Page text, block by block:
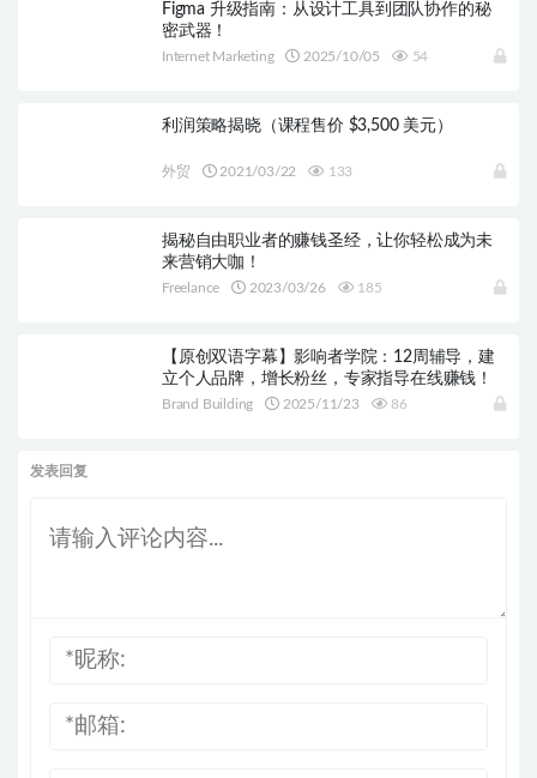
Figma 升级指南：从设计工具到团队协作的秘
密武器！
Internet Marketing 2025/10/05 54
利润策略揭晓（课程售价 $3,500 美元）
外贸 2021/03/22 133
揭秘自由职业者的赚钱圣经，让你轻松成为未
来营销大咖！
Freelance 2023/03/26 185
【原创双语字幕】影响者学院：12周辅导，建
立个人品牌，增长粉丝，专家指导在线赚钱！
Brand Building 2025/11/23 86
发表回复